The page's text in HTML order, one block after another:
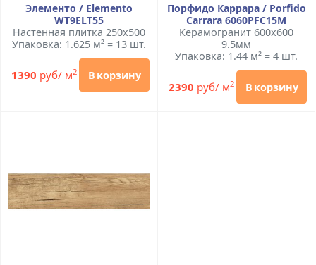
Элементо / Elemento
WT9ELT55
Настенная плитка 250x500
Упаковка: 1.625 м² = 13 шт.
1390 руб/ м2 В корзину
Порфидо Каррара / Porfido
Carrara 6060PFC15M
Керамогранит 600x600
9.5мм
Упаковка: 1.44 м² = 4 шт.
2390 руб/ м2 В корзину